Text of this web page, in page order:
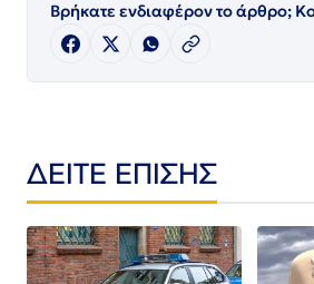
Βρήκατε ενδιαφέρον το άρθρο;
ΔΕΙΤΕ ΕΠΙΣΗΣ